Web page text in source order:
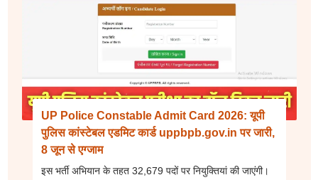
UP Police Constable Admit Card 2026: यूपी
पुलिस कांस्टेबल एडमिट कार्ड uppbpb.gov.in पर जारी,
8 जून से एग्जाम
इस भर्ती अभियान के तहत 32,679 पदों पर नियुक्तियां की जाएंगी।